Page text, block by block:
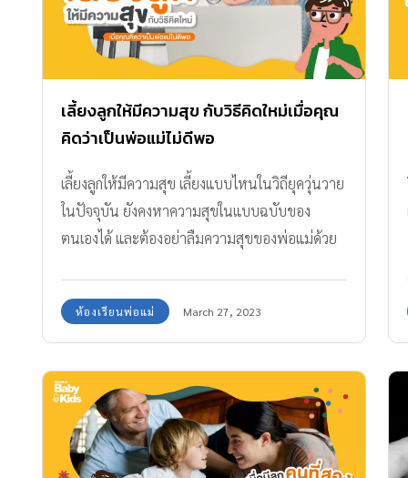
เกิดจากการได้รับรู้ตั้งแต่เริ่มต้น เมื่อเด็กๆออกมาสู่
โลก การอุ้มกอด การดูแลจากแม่และพ่อจึงสำคัญ
ที่สุด ทั้งเวลาคุณภาพ การอ่านนิทาน การทำ
กิจกรรมร่วมกัน การสัมผัส การกอดแสดงความรัก
ความมั่นใจเชื่อใจในตัวพ่อแม่ พ่อแม่พูดคำไหน
การไว้วางใจและการยอมรับ (Trust &
Acceptance) เป็นสิ่งสำคัญ การให้ลูกได้ช่วยเหลือ
ตัวเอง ได้ทำกิจกรรมตามวัย โดยมีพ่อแม่สอนหรือ
ตามวัย รู้จักการแก้ปัญหาแม้ในเรื่องเล็กๆอย่าง การ
อยากกดชักโครกเอง หรือหยิบช้อนทานอาหารเอง
ให้พวกเขาได้ภูมิใจที่สามารถทำได้ด้วยตัวเอง 3-5
ปี […]
เลี้ยงลูกให้มีความสุข กับวิธีคิดใหม่เมื่อคุณ
คิดว่าเป็นพ่อแม่ไม่ดีพอ
เลี้ยงลูกให้มีความสุข เลี้ยงแบบไหนในวิถียุควุ่นวาย
ในปัจจุบัน ยังคงหาความสุขในแบบฉบับของ
ตนเองได้ และต้องอย่าลืมความสุขของพ่อแม่ด้วย
ห้องเรียนพ่อแม่ March 27, 2023